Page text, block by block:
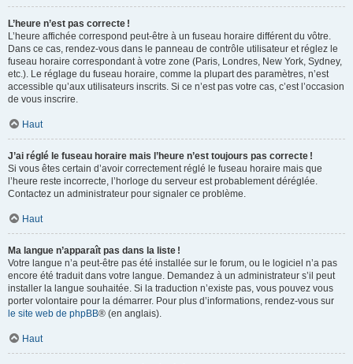
L’heure n’est pas correcte !
L’heure affichée correspond peut-être à un fuseau horaire différent du vôtre.
Dans ce cas, rendez-vous dans le panneau de contrôle utilisateur et réglez le
fuseau horaire correspondant à votre zone (Paris, Londres, New York, Sydney,
etc.). Le réglage du fuseau horaire, comme la plupart des paramètres, n’est
accessible qu’aux utilisateurs inscrits. Si ce n’est pas votre cas, c’est l’occasion
de vous inscrire.
Haut
J’ai réglé le fuseau horaire mais l’heure n’est toujours pas correcte !
Si vous êtes certain d’avoir correctement réglé le fuseau horaire mais que
l’heure reste incorrecte, l’horloge du serveur est probablement déréglée.
Contactez un administrateur pour signaler ce problème.
Haut
Ma langue n’apparaît pas dans la liste !
Votre langue n’a peut-être pas été installée sur le forum, ou le logiciel n’a pas
encore été traduit dans votre langue. Demandez à un administrateur s’il peut
installer la langue souhaitée. Si la traduction n’existe pas, vous pouvez vous
porter volontaire pour la démarrer. Pour plus d’informations, rendez-vous sur
le site web de phpBB® (en anglais).
Haut